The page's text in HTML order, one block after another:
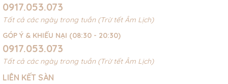
0917.053.073
Tất cả các ngày trong tuần (Trừ tết Âm Lịch)
GÓP Ý & KHIẾU NẠI (08:30 - 20:30)
0917.053.073
Tất cả các ngày trong tuần (Trừ tết Âm Lịch)
LIÊN KẾT SÀN